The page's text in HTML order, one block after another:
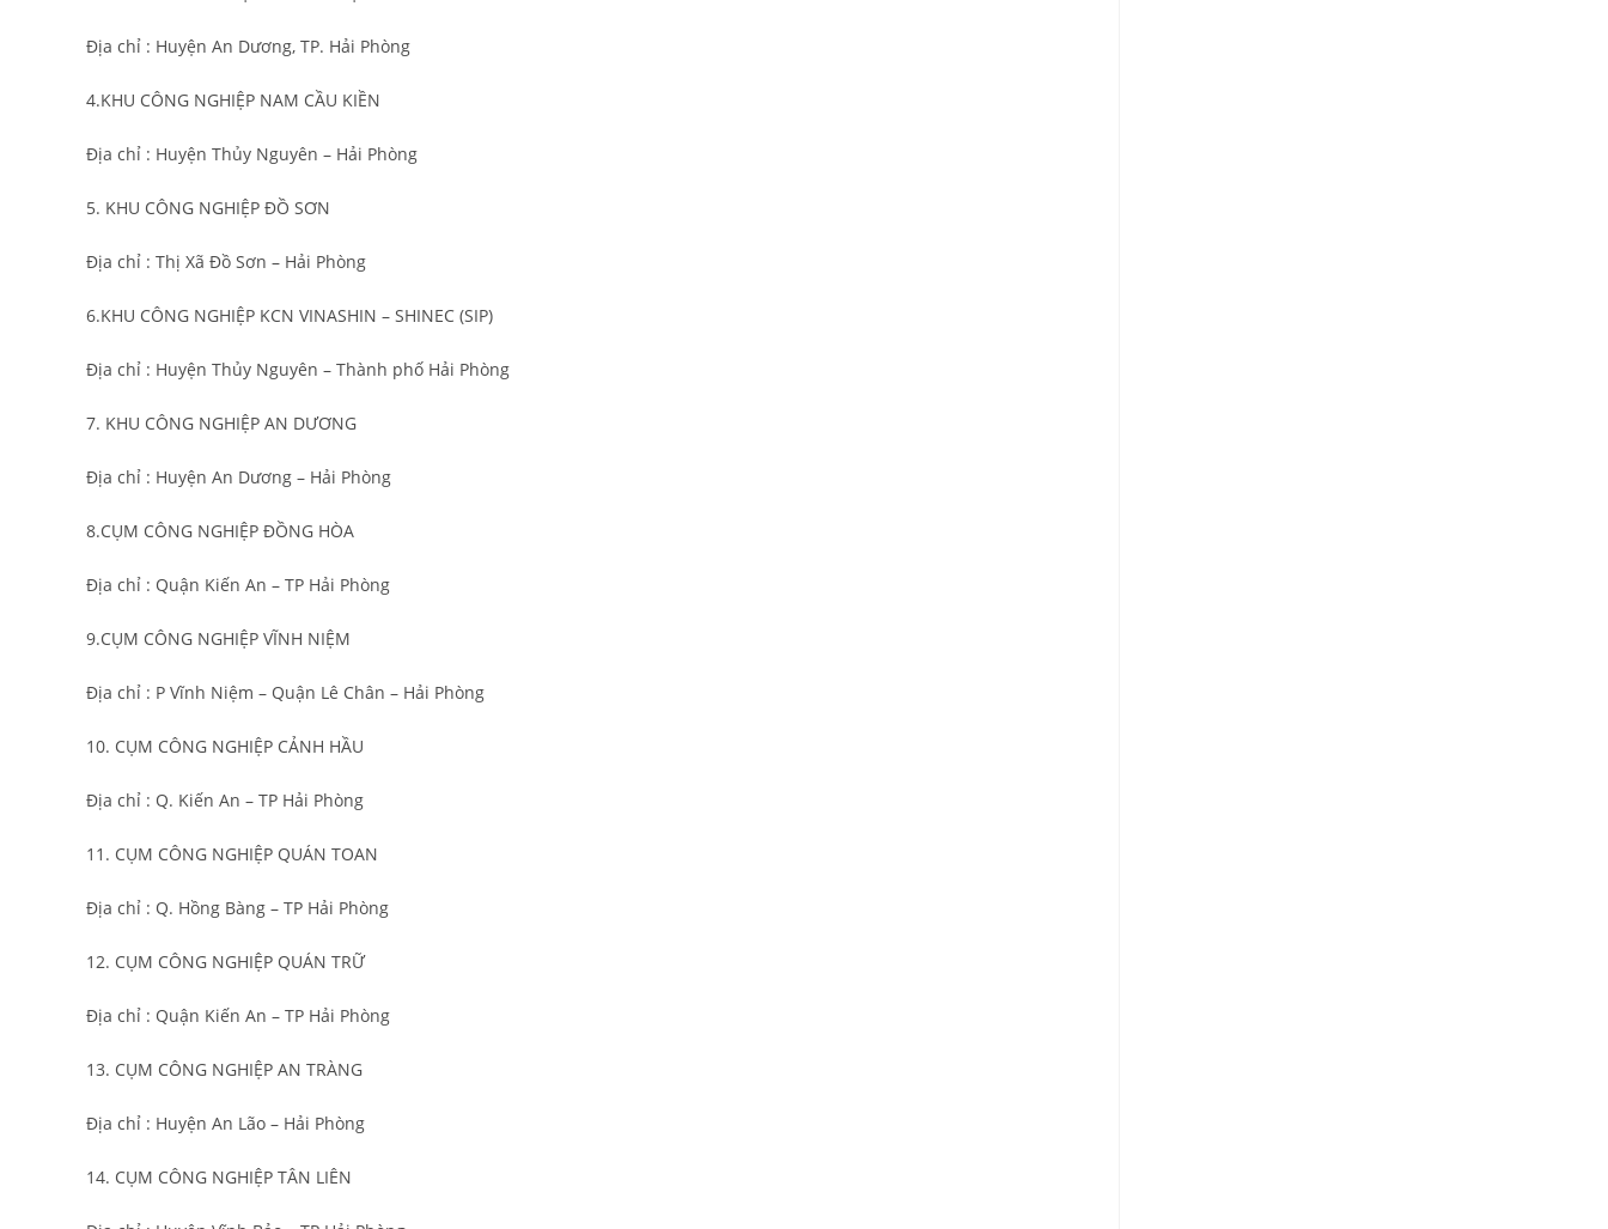
Địa chỉ : Huyện An Dương, TP. Hải Phòng
4.KHU CÔNG NGHIỆP NAM CẦU KIỀN
Địa chỉ : Huyện Thủy Nguyên – Hải Phòng
5. KHU CÔNG NGHIỆP ĐỒ SƠN
Địa chỉ : Thị Xã Đồ Sơn – Hải Phòng
6.KHU CÔNG NGHIỆP KCN VINASHIN – SHINEC (SIP)
Địa chỉ : Huyện Thủy Nguyên – Thành phố Hải Phòng
7. KHU CÔNG NGHIỆP AN DƯƠNG
Địa chỉ : Huyện An Dương – Hải Phòng
8.CỤM CÔNG NGHIỆP ĐỒNG HÒA
Địa chỉ : Quận Kiến An – TP Hải Phòng
9.CỤM CÔNG NGHIỆP VĨNH NIỆM
Địa chỉ : P Vĩnh Niệm – Quận Lê Chân – Hải Phòng
10. CỤM CÔNG NGHIỆP CẢNH HẦU
Địa chỉ : Q. Kiến An – TP Hải Phòng
11. CỤM CÔNG NGHIỆP QUÁN TOAN
Địa chỉ : Q. Hồng Bàng – TP Hải Phòng
12. CỤM CÔNG NGHIỆP QUÁN TRỮ
Địa chỉ : Quận Kiến An – TP Hải Phòng
13. CỤM CÔNG NGHIỆP AN TRÀNG
Địa chỉ : Huyện An Lão – Hải Phòng
14. CỤM CÔNG NGHIỆP TÂN LIÊN